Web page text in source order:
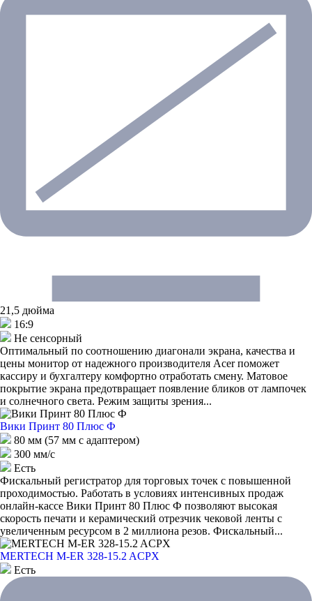
21,5 дюйма
16:9
Не сенсорный
Оптимальный по соотношению диагонали экрана, качества и
цены монитор от надежного производителя Acer поможет
кассиру и бухгалтеру комфортно отработать смену. Матовое
покрытие экрана предотвращает появление бликов от лампочек
и солнечного света. Режим защиты зрения...
Вики Принт 80 Плюс Ф
80 мм (57 мм с адаптером)
300 мм/с
Есть
Фискальный регистратор для торговых точек с повышенной
проходимостью. Работать в условиях интенсивных продаж
онлайн-кассе Вики Принт 80 Плюс Ф позволяют высокая
скорость печати и керамический отрезчик чековой ленты с
увеличенным ресурсом в 2 миллиона резов. Фискальный...
MERTECH M-ER 328-15.2 ACPX
Есть